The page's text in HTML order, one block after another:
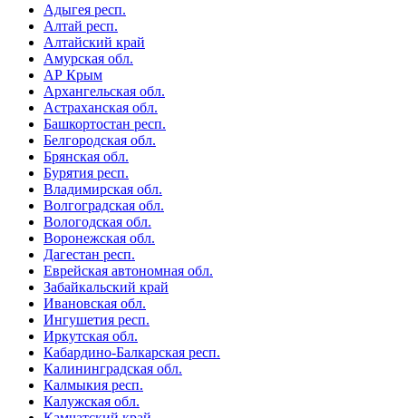
Адыгея респ.
Алтай респ.
Алтайский край
Амурская обл.
АР Крым
Архангельская обл.
Астраханская обл.
Башкортостан респ.
Белгородская обл.
Брянская обл.
Бурятия респ.
Владимирская обл.
Волгоградская обл.
Вологодская обл.
Воронежская обл.
Дагестан респ.
Еврейская автономная обл.
Забайкальский край
Ивановская обл.
Ингушетия респ.
Иркутская обл.
Кабардино-Балкарская респ.
Калининградская обл.
Калмыкия респ.
Калужская обл.